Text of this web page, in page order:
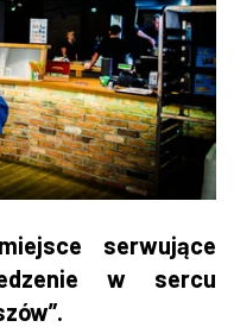
serwujące
w sercu